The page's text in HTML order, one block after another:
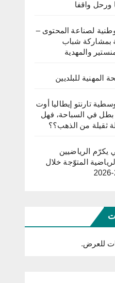
واقفا
لصناعة المحتوى –
بمشاركة شباب
والمهدية
المهنية للبلديين
تارنتو إيطاليا أوت
بطل في السباحة، فهل
ثقيلة من الذهب؟؟
يكرّم الرياضيين
المتوّجة خلال
للعرض.